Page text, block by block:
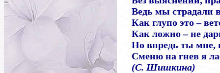
Ведь мы страдали
Как глупо это–
Как ложно–не
Но впредь ты мне,
Сменю на гнев я
(С. Шишкина)